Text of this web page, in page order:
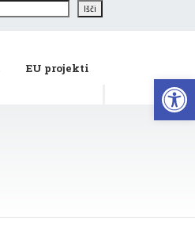
Išči
EU projekti